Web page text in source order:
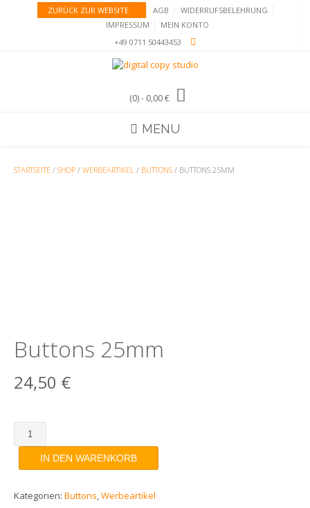
ZURÜCK ZUR WEBSITE AGB
WIDERRUFSBELEHRUNG
IMPRESSUM
MEIN KONTO
+49 0711 50443453
(0)- 0,00 €
MENU
STARTSEITE / SHOP / WERBEARTIKEL / BUTTONS / BUTTONS 25MM
Buttons 25mm
24,50 €
Buttons
25mm
MengeIN DEN WARENKORB
Kategorien: Buttons,Werbeartikel